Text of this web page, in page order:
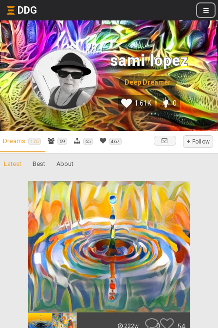
DDG
sami lopez
Deep Dreamer
1.61K 0
Dreams 175 69 65 467 + Follow
Latest Best About
222w 0